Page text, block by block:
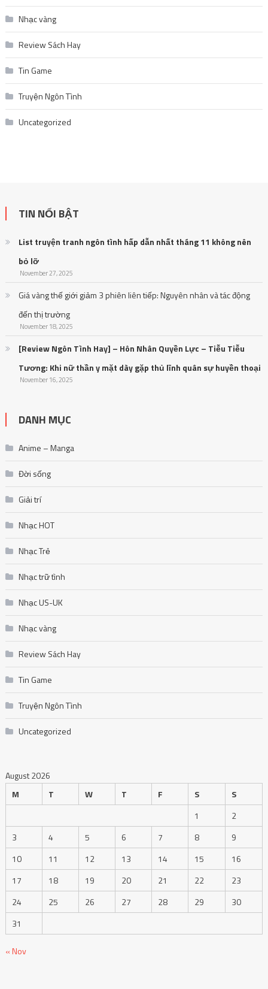
Nhạc vàng
Review Sách Hay
Tin Game
Truyện Ngôn Tình
Uncategorized
TIN NỔI BẬT
List truyện tranh ngôn tình hấp dẫn nhất tháng 11 không nên
bỏ lỡ
November 27, 2025
Giá vàng thế giới giảm 3 phiên liên tiếp: Nguyên nhân và tác động
đến thị trường
November 18, 2025
[Review Ngôn Tình Hay] – Hôn Nhân Quyền Lực – Tiễu Tiễu
Tương: Khi nữ thần y mặt dày gặp thủ lĩnh quân sự huyền thoại
November 16, 2025
DANH MỤC
Anime – Manga
Đời sống
Giải trí
Nhạc HOT
Nhạc Trẻ
Nhạc trữ tình
Nhạc US-UK
Nhạc vàng
Review Sách Hay
Tin Game
Truyện Ngôn Tình
Uncategorized
August 2026
M
T W T F S
S
1
2
3
4 5 6 7 8
9
10
11 12 13 14 15
16
17
18 19 20 21 22
23
24
25 26 27 28 29
30
31
« Nov